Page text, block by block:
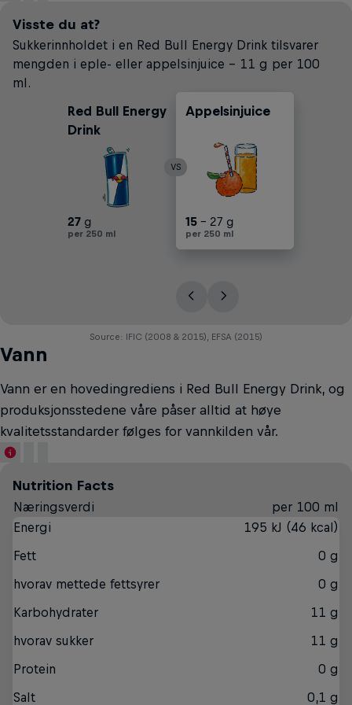
Visste du at?
Sukkerinnholdet i en Red Bull Energy Drink tilsvarer
mengden i eple- eller appelsinjuice – 11 g per 100
ml.
Red Bull Energy
Drink
27 g
per 250 ml
30 - 45 g
per 250 ml
Appelsinjuice
15 - 27 g
per 250 ml
Brus
25 - 30 g
per 250 ml
Eplejuice
17- 25 g
per 250 ml
30 - 45 g
per 250 ml
VS
Source: IFIC (2008 & 2015), EFSA (2015)
Vann
Vann er en hovedingrediens i Red Bull Energy Drink, og
produksjonsstedene våre påser alltid at høye
kvalitetsstandarder følges for vannkilden vår.
Nutrition Facts
Næringsverdi
per 100 ml
Energi
195 kJ (46 kcal)
Fett
0 g
hvorav mettede fettsyrer
0 g
Karbohydrater
11 g
hvorav sukker
11 g
Protein
0 g
Salt
0,1 g